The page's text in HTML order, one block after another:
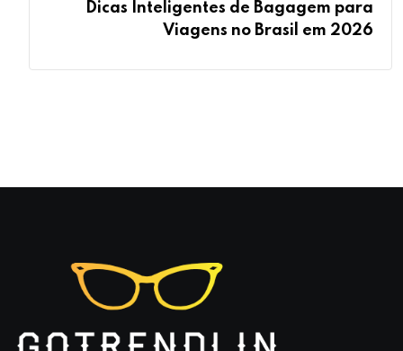
Dicas Inteligentes de Bagagem para
Viagens no Brasil em 2026